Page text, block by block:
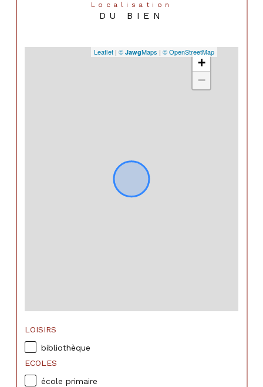
Localisation
DU BIEN
+
−
Leaflet | © JawgMaps | © OpenStreetMap
LOISIRS
bibliothèque
ECOLES
école primaire